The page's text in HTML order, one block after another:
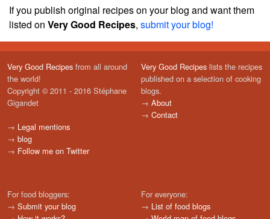
If you publish original recipes on your blog and want them
listed on Very Good Recipes, submit your blog!
Very Good Recipes from all around
the world!
Copyright © 2011 - 2016 Stéphane
Gigandet
→ Legal mentions
→ blog
→ Follow me on Twitter
Very Good Recipes lists the recipes
published on a selection of cooking
blogs.
→ About
→ Contact
For food bloggers:
→ Submit your blog
For everyone:
→ List of food blogs